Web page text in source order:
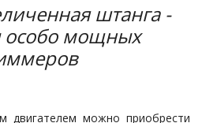
штанга -
особо мощных
двигателем можно приобрести